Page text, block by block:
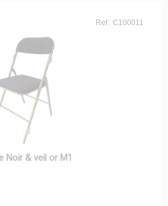
Ref : C100011
Noir & veil or M1